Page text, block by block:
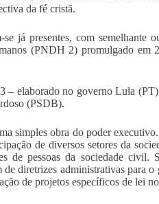
da fé cristã.
já presentes, com semelhante
(PNDH 2) promulgado em
– elaborado no governo Lula
(PSDB).
simples obra do poder
de diversos setores da
de pessoas da sociedade civil.
diretrizes administrativas para
de projetos específicos de lei